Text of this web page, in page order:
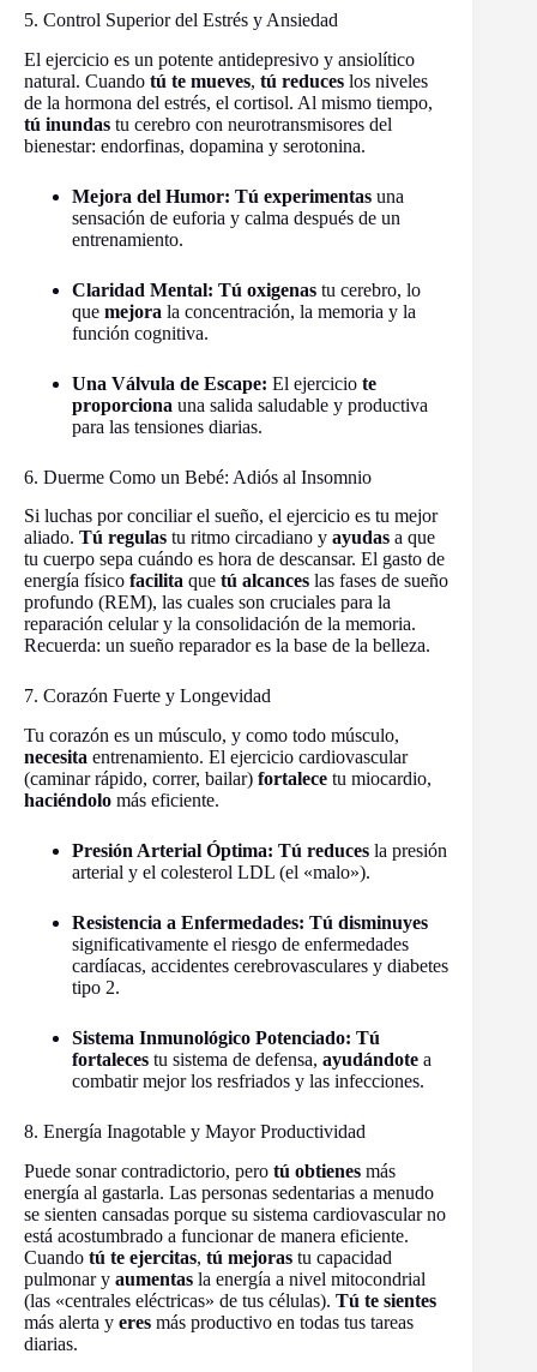
5. Control Superior del Estrés y Ansiedad
El ejercicio es un potente antidepresivo y ansiolítico
natural. Cuando tú te mueves, tú reduces los niveles
de la hormona del estrés, el cortisol. Al mismo tiempo,
tú inundas tu cerebro con neurotransmisores del
bienestar: endorfinas, dopamina y serotonina.
Mejora del Humor: Tú experimentas una
sensación de euforia y calma después de un
entrenamiento.
Claridad Mental: Tú oxigenas tu cerebro, lo
que mejora la concentración, la memoria y la
función cognitiva.
Una Válvula de Escape: El ejercicio te
proporciona una salida saludable y productiva
para las tensiones diarias.
6. Duerme Como un Bebé: Adiós al Insomnio
Si luchas por conciliar el sueño, el ejercicio es tu mejor
aliado. Tú regulas tu ritmo circadiano y ayudas a que
tu cuerpo sepa cuándo es hora de descansar. El gasto de
energía físico facilita que tú alcances las fases de sueño
profundo (REM), las cuales son cruciales para la
reparación celular y la consolidación de la memoria.
Recuerda: un sueño reparador es la base de la belleza.
7. Corazón Fuerte y Longevidad
Tu corazón es un músculo, y como todo músculo,
necesita entrenamiento. El ejercicio cardiovascular
(caminar rápido, correr, bailar) fortalece tu miocardio,
haciéndolo más eficiente.
Presión Arterial Óptima: Tú reduces la presión
arterial y el colesterol LDL (el «malo»).
Resistencia a Enfermedades: Tú disminuyes
significativamente el riesgo de enfermedades
cardíacas, accidentes cerebrovasculares y diabetes
tipo 2.
Sistema Inmunológico Potenciado: Tú
fortaleces tu sistema de defensa, ayudándote a
combatir mejor los resfriados y las infecciones.
8. Energía Inagotable y Mayor Productividad
Puede sonar contradictorio, pero tú obtienes más
energía al gastarla. Las personas sedentarias a menudo
se sienten cansadas porque su sistema cardiovascular no
está acostumbrado a funcionar de manera eficiente.
Cuando tú te ejercitas, tú mejoras tu capacidad
pulmonar y aumentas la energía a nivel mitocondrial
(las «centrales eléctricas» de tus células). Tú te sientes
más alerta y eres más productivo en todas tus tareas
diarias.